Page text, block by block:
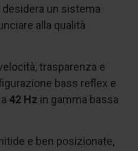
un sistema
alla qualità
trasparenza e
bass reflex e
42 Hz in gamma bassa
e ben posizionate,